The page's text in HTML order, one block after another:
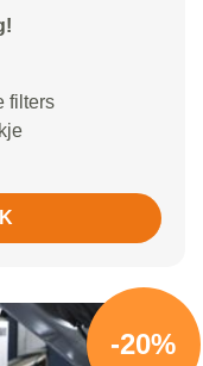
filters
-20%